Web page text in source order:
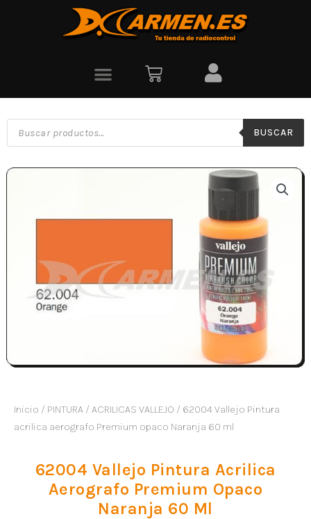
BUSCAR
Inicio / PINTURA / ACRILICAS VALLEJO / 62004 Vallejo Pintura
acrilica aerografo Premium opaco Naranja 60 ml
62004 Vallejo Pintura Acrilica
Aerografo Premium Opaco
Naranja 60 Ml